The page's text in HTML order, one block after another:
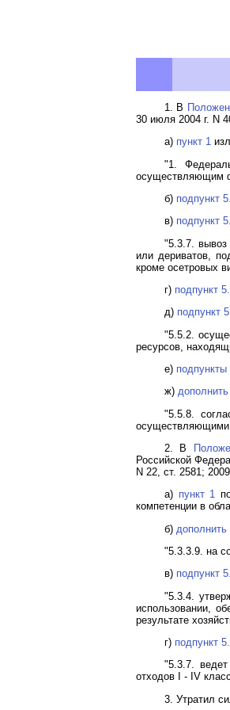
1. В
30 июля 2004 г. N
а) пункт 1
"1.
осуществляющим
б) подпункт
в) подпункт
"5.3.7.
или дериватов,
кроме осетровых
г) подпункт
д) подпункт
"5.5.2.
ресурсов,
е) подпункты
ж) дополнить
"5.5.8.
осуществляющими
2. В
Российской
N 22, ст. 2581;
а) пункт 1
компетенции в
б) дополнить
"5.3.3.9. на
в) подпункт
"5.3.4.
использовании,
результате
г) подпункт
"5.3.7.
отходов I - IV
3. Утратил